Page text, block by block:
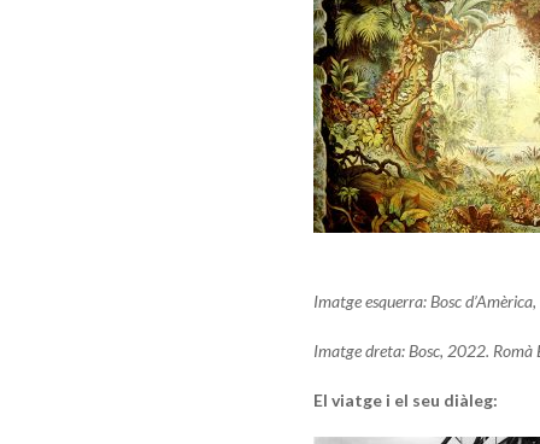
Imatge esquerra: Bosc
Imatge dreta: Bosc, 2022. Romà
El viatge i el seu diàleg: